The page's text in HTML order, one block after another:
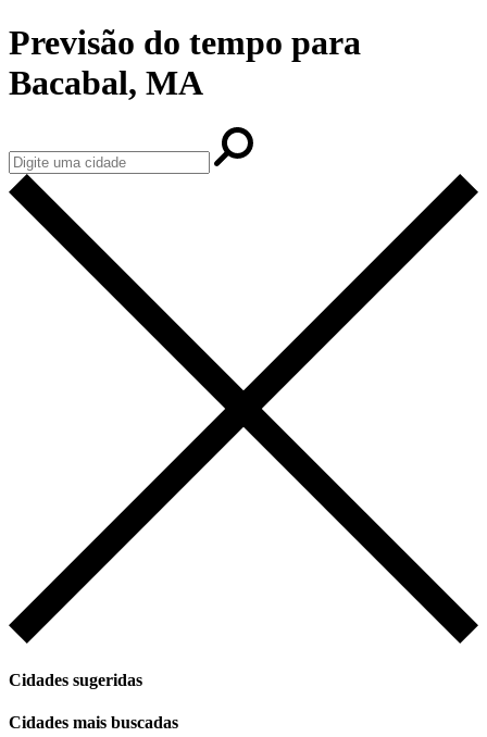
Previsão do tempo para
Bacabal, MA
Cidades sugeridas
Cidades mais buscadas